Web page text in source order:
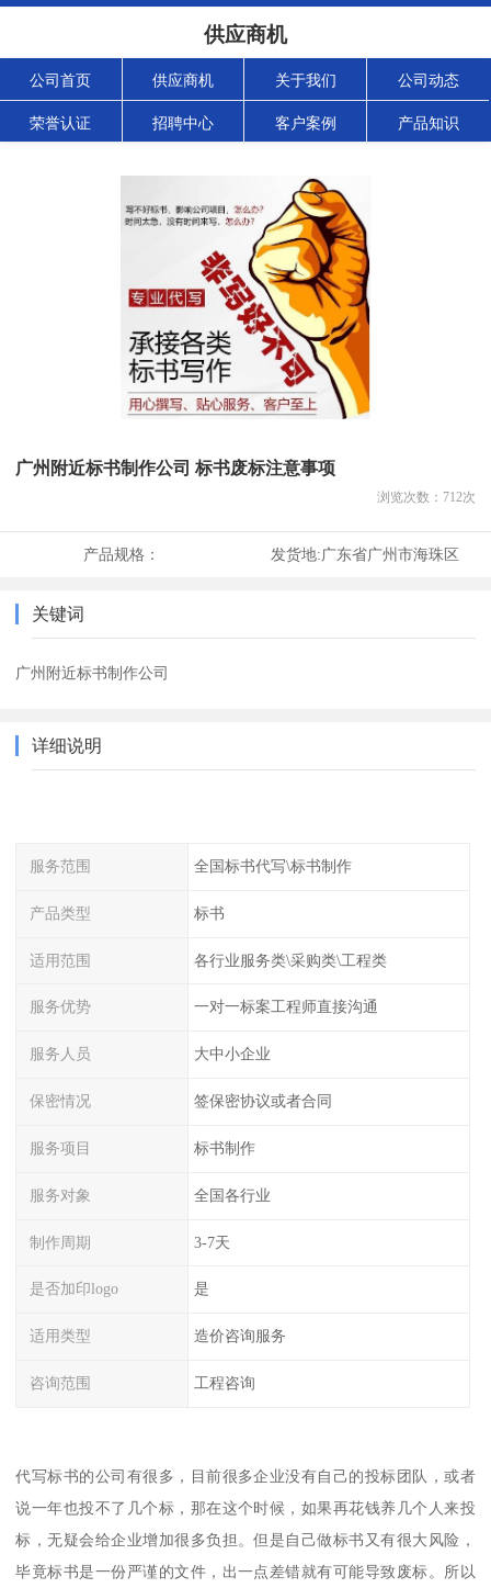
供应商机
公司首页 供应商机 关于我们 公司动态
荣誉认证 招聘中心 客户案例 产品知识
广州附近标书制作公司 标书废标注意事项
浏览次数： 712次
产品规格： 发货地:广东省广州市海珠区
关键词
广州附近标书制作公司
详细说明
服务范围 全国标书代写\标书制作
产品类型 标书
适用范围 各行业服务类\采购类\工程类
服务优势 一对一标案工程师直接沟通
服务人员 大中小企业
保密情况 签保密协议或者合同
服务项目 标书制作
服务对象 全国各行业
制作周期 3-7天
是否加印logo 是
适用类型 造价咨询服务
咨询范围 工程咨询
代写标书的公司有很多，目前很多企业没有自己的投标团队，或者
说一年也投不了几个标，那在这个时候，如果再花钱养几个人来投
标，无疑会给企业增加很多负担。但是自己做标书又有很大风险，
毕竟标书是一份严谨的文件，出一点差错就有可能导致废标。所以